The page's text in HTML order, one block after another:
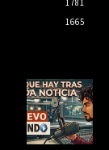
1665